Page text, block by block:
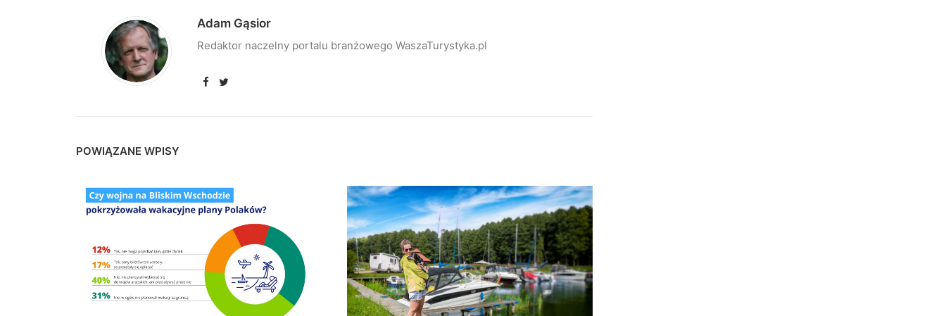
Adam Gąsior
Redaktor naczelny portalu branżowego WaszaTurystyka.pl
POWIĄZANE WPISY